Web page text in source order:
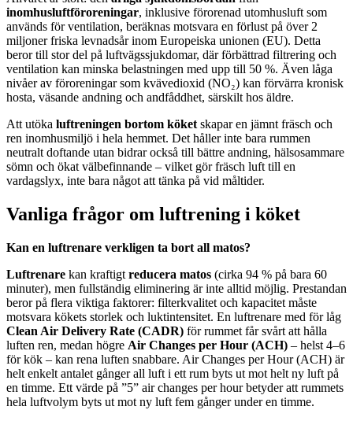
inomhusluftföroreningar, inklusive förorenad utomhusluft som
används för ventilation, beräknas motsvara en förlust på över 2
miljoner friska levnadsår inom Europeiska unionen (EU). Detta
beror till stor del på luftvägssjukdomar, där förbättrad filtrering och
ventilation kan minska belastningen med upp till 50 %. Även låga
nivåer av föroreningar som kvävedioxid (NO₂) kan förvärra kronisk
hosta, väsande andning och andfåddhet, särskilt hos äldre.
Att utöka luftreningen bortom köket skapar en jämnt fräsch och
ren inomhusmiljö i hela hemmet. Det håller inte bara rummen
neutralt doftande utan bidrar också till bättre andning, hälsosammare
sömn och ökat välbefinnande – vilket gör fräsch luft till en
vardagslyx, inte bara något att tänka på vid måltider.
Vanliga frågor om luftrening i köket
Kan en luftrenare verkligen ta bort all matos?
Luftrenare kan kraftigt reducera matos (cirka 94 % på bara 60
minuter), men fullständig eliminering är inte alltid möjlig. Prestandan
beror på flera viktiga faktorer: filterkvalitet och kapacitet måste
motsvara kökets storlek och luktintensitet. En luftrenare med för låg
Clean Air Delivery Rate (CADR) för rummet får svårt att hålla
luften ren, medan högre Air Changes per Hour (ACH) – helst 4–6
för kök – kan rena luften snabbare. Air Changes per Hour (ACH) är
helt enkelt antalet gånger all luft i ett rum byts ut mot helt ny luft på
en timme. Ett värde på ”5” air changes per hour betyder att rummets
hela luftvolym byts ut mot ny luft fem gånger under en timme.